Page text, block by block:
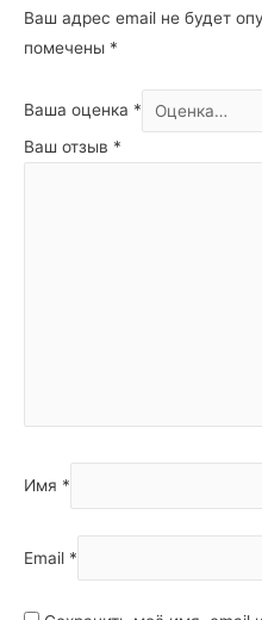
Ваш адрес email не будет
помечены *
Ваша оценка *
Ваш отзыв *
Имя *
Email *